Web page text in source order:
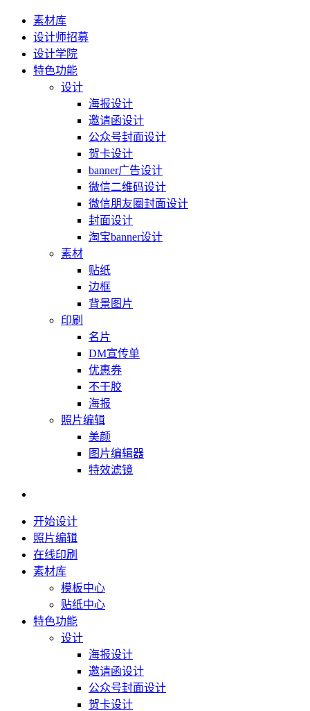
素材库
设计师招募
设计学院
特色功能
设计
海报设计
邀请函设计
公众号封面设计
贺卡设计
banner广告设计
微信二维码设计
微信朋友圈封面设计
封面设计
淘宝banner设计
素材
贴纸
边框
背景图片
印刷
名片
DM宣传单
优惠券
不干胶
海报
照片编辑
美颜
图片编辑器
特效滤镜
开始设计
照片编辑
在线印刷
素材库
模板中心
贴纸中心
特色功能
设计
海报设计
邀请函设计
公众号封面设计
贺卡设计